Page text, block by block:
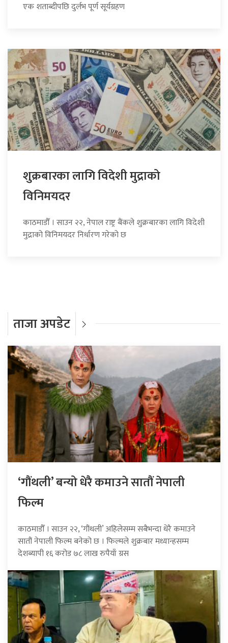
एक शताब्दीपछि दुर्लभ पूर्ण सूर्यग्रहण
शुक्रबारका लागि विदेशी मुद्राको
विनिमयदर
काठमाडौँ । साउन २२, नेपाल राष्ट्र बैंकले शुक्रबारका लागि विदेशी
मुद्राको विनिमयदर निर्धारण गरेको छ
ताजा अपडेट
‘गौंथली’ बन्यो धेरै कमाउने सातौं नेपाली
फिल्म
काठमाडौँ । साउन २२, ‘गौंथली’ अहिलेसम्म सबैभन्दा धेरै कमाउने
सातौं नेपाली फिल्म बनेको छ । फिल्मले शुक्रबार मध्यान्हसम्म
देशब्यापी १६ करोड ७८ लाख रुपैयाँ ग्रस